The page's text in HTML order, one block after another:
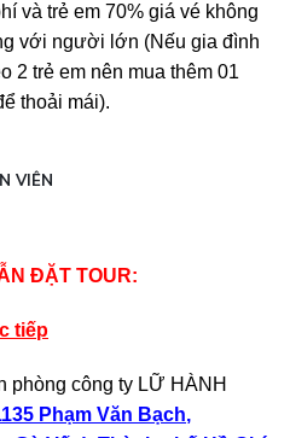
và trẻ em 70% giá vé không
với người lớn (Nếu gia đình
2 trẻ em nên mua thêm 01
thoải mái).
VIÊN
ĐẶT TOUR:
tiếp
phòng công ty LỮ HÀNH
Phạm Văn Bạch,